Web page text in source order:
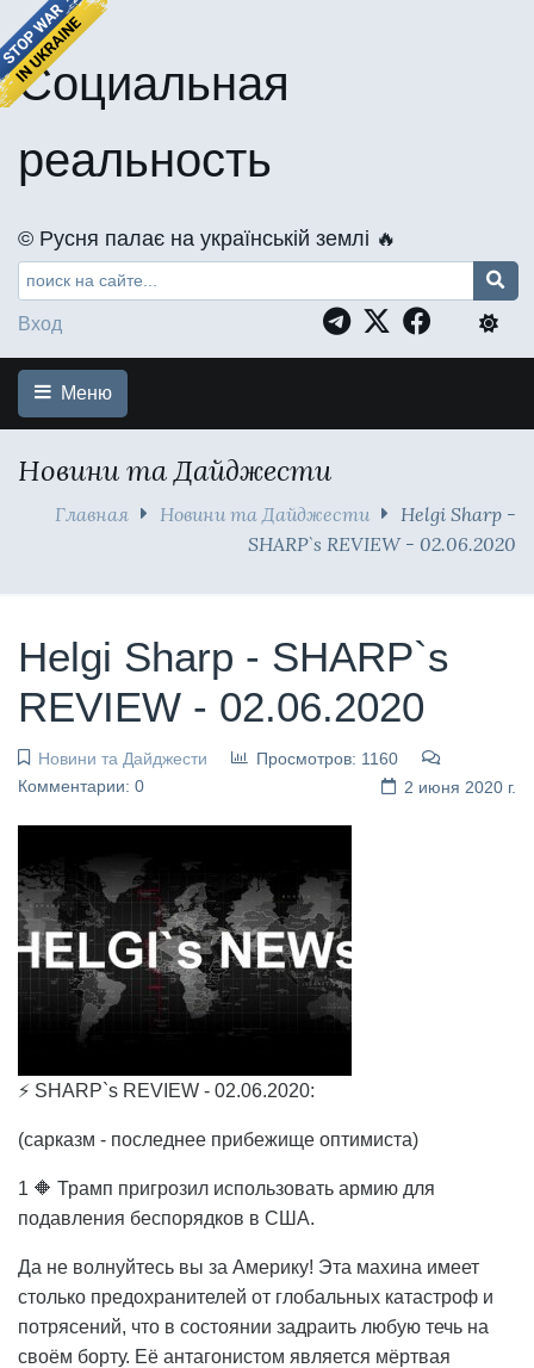
Социальная
реальность
©️ Русня палає на українській землі 🔥
Вход
Меню
Новини та Дайджести
Главная Новини та Дайджести
Helgi Sharp -
SHARP`s REVIEW - 02.06.2020
Helgi Sharp - SHARP`s
REVIEW - 02.06.2020
Новини та Дайджести
Просмотров: 1160
Комментарии: 0
2 июня 2020 г.
⚡ SHARP`s REVIEW - 02.06.2020:
(сарказм - последнее прибежище оптимиста)
1 🔶 Трамп пригрозил использовать армию для
подавления беспорядков в США.
Да не волнуйтесь вы за Америку! Эта махина имеет
столько предохранителей от глобальных катастроф и
потрясений, что в состоянии задраить любую течь на
своём борту. Её антагонистом является мёртвая